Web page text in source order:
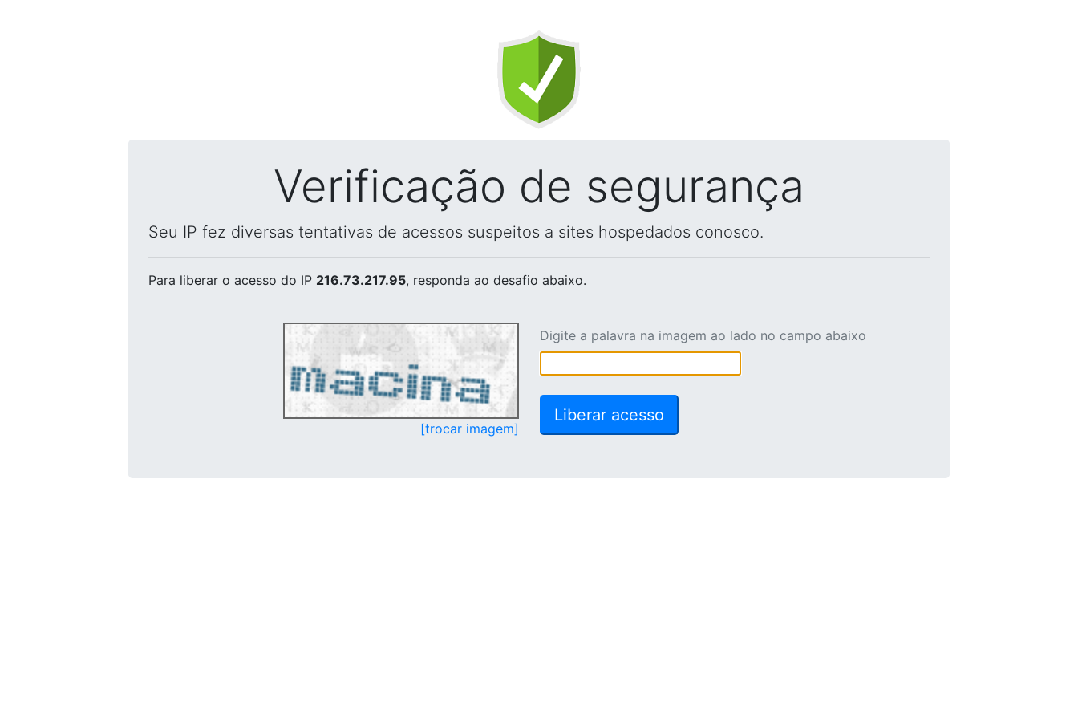
Verificação de segurança
Seu IP fez diversas tentativas de acessos suspeitos a sites hospedados conosco.
Para liberar o acesso do IP 216.73.217.95, responda ao desafio abaixo.
[trocar imagem]
Digite a palavra na imagem ao lado no campo abaixo